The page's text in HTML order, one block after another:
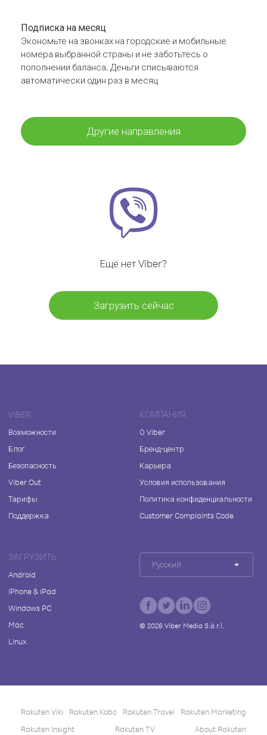
Подписка на месяц
Экономьте на звонках на городские и мобильные
номера выбранной страны и не заботьтесь о
пополнении баланса. Деньги списываются
автоматически один раз в месяц
Другие направления
Ещё нет Viber?
Загрузить сейчас
VIBER
Возможности
Блог
Безопасность
Viber Out
Тарифы
Поддержка
КОМПАНИЯ
О Viber
Бренд-центр
Карьера
Условия использования
Политика конфиденциальности
Customer Complaints Code
ЗАГРУЗИТЬ
Android
iPhone & iPad
Windows PC
Mac
Linux
Русский
© 2026Viber Media S.à r.l.
Rakuten Viki Rakuten Kobo Rakuten Travel
Rakuten Marketing
Rakuten Insight
Rakuten TV About Rakuten